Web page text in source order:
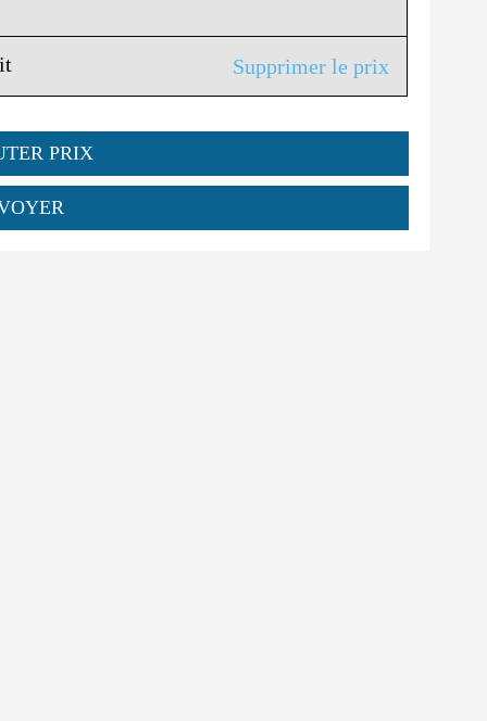
Supprimer le prix
PRIX